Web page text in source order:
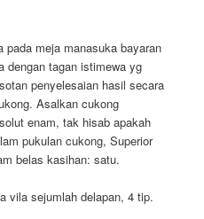
pada meja manasuka bayaran
dengan tagan istimewa yg
penyelesaian hasil secara
Asalkan cukong
enam, tak hisab apakah
pukulan cukong, Superior
belas kasihan: satu.
vila sejumlah delapan, 4 tip.